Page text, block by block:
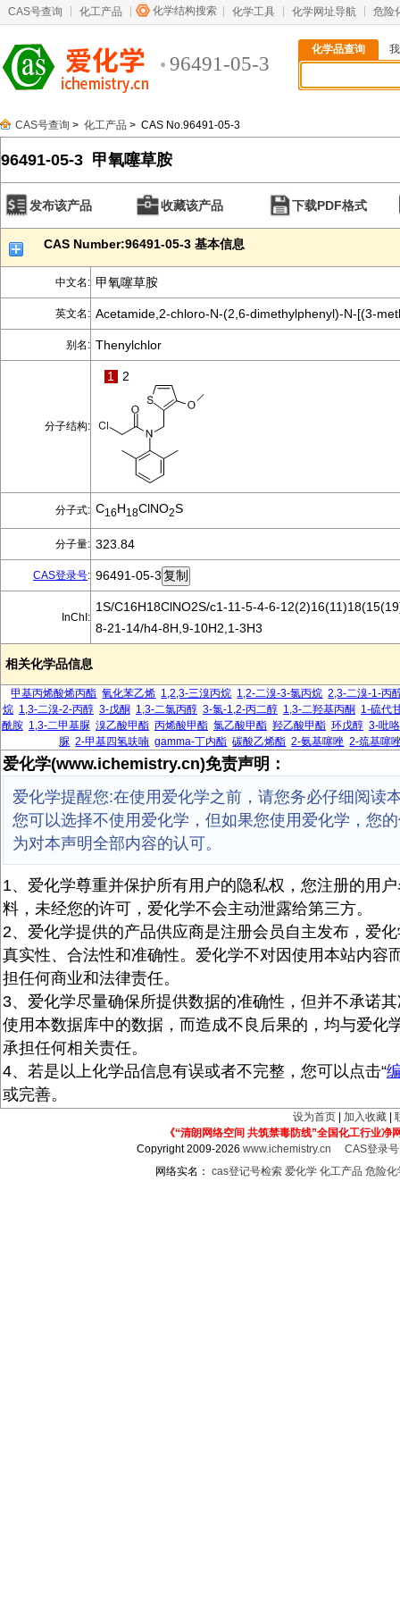
CAS号查询 化工产品 化学结构搜索 化学工具 化学网址导航 危险
96491-05-3
化学品查询
CAS号查询 > 化工产品 > CAS No.96491-05-3
96491-05-3 甲氧噻草胺
发布该产品 收藏该产品 下载PDF格式
CAS Number:96491-05-3 基本信息
中文名: 甲氧噻草胺
英文名: Acetamide,2-chloro-N-(2,6-dimethylphenyl)-N-[(3-
别名: Thenylchlor
分子结构:
1 2
分子式: C16H18ClNO2S
分子量: 323.84
CAS登录号: 96491-05-3
InChI:
1S/C16H18ClNO2S/c1-11-5-4-6-
8-21-14/h4-8H,9-10H2,1-3H3
相关化学品信息
甲基丙烯酸烯丙酯 氧化苯乙烯 1,2,3-三溴丙烷 1,2-二溴-3-氯丙烷 2,3-二溴-1-丙
烷 1,3-二溴-2-丙醇 3-戊酮 1,3-二氯丙醇 3-氯-1,2-丙二醇 1,3-二羟基丙酮 1-硫代
酰胺 1,3-二甲基脲 溴乙酸甲酯 丙烯酸甲酯 氯乙酸甲酯 羟乙酸甲酯 环戊醇 3-吡
脲 2-甲基四氢呋喃 gamma-丁内酯 碳酸乙烯酯 2-氨基噻唑 2-巯基噻
爱化学(www.ichemistry.cn)免责声明：
爱化学提醒您:在使用爱化学之前，请您务必仔细阅读
您可以选择不使用爱化学，但如果您使用爱化学，您
为对本声明全部内容的认可。
1、爱化学尊重并保护所有用户的隐私权，您注册的用
料，未经您的许可，爱化学不会主动泄露给第三方。
2、爱化学提供的产品供应商是注册会员自主发布，爱
真实性、合法性和准确性。爱化学不对因使用本站内容
担任何商业和法律责任。
3、爱化学尽量确保所提供数据的准确性，但并不承诺
使用本数据库中的数据，而造成不良后果的，均与爱化
承担任何相关责任。
4、若是以上化学品信息有误或者不完整，您可以点击“
或完善。
设为首页 加入收藏
《“清朗网络空间 共筑禁毒防线”全国化工行业净
Copyright 2009-2026www.ichemistry.cn
CAS登录
网络实名： cas登记号检索 爱化学 化工产品 危险化